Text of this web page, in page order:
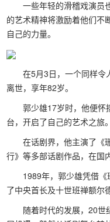
一些年轻的滑稽戏演员
的艺术精神将激励着他们不
自己的力量。
在5月3日，一个同样令
离世，享年82岁。
郭少雄17岁时，他便怀
台，开启了自己的艺术之旅。
在话剧界，他主演了《
行》等多部话剧作品，在国
1989年，郭少雄凭借《
了中央首长及十世班禅额尔
随着时代的发展，20世